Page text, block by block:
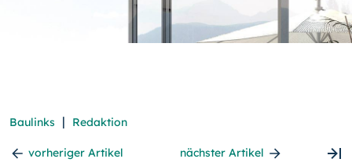
Baulinks | Redaktion
vorheriger Artikel nächster Artikel